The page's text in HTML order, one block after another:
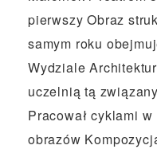
pierwszy Obraz
samym roku
Wydziale
uczelnią tą
Pracował cyklami
obrazów